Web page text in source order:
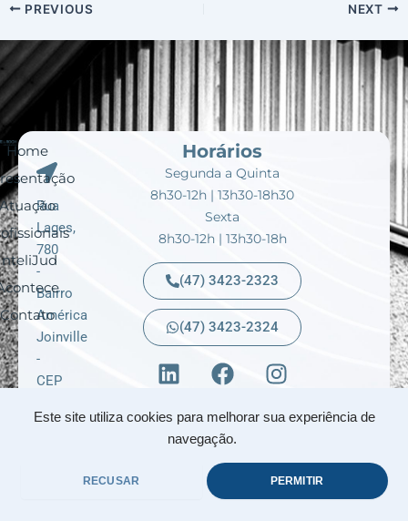
Este site utiliza cookies para melhorar sua experiência de
navegação.
RECUSAR PERMITIR
PREVIOUS NEXT
Rua
Lages,
780
-
Bairro
América
Joinville
-
CEP
010
Home
Atuação
Contato
Horários
Segunda a Quinta
8h30-12h | 13h30-18h30
Sexta
8h30-12h | 13h30-18h
(47) 3423-2323
(47) 3423-2324
L
i
k
e
F
a
e
b
o
o
I
n
t
g
r